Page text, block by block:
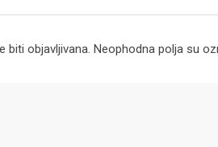
biti objavljivana. Neophodna polja su